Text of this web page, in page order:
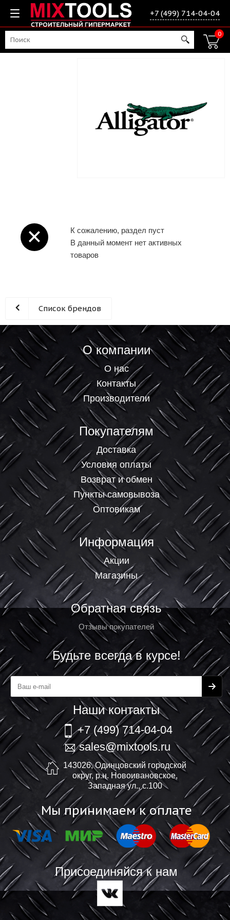
+7 (499) 714-04-04
0
К сожалению, раздел пуст
В данный момент нет активных
товаров
Список брендов
О компании
О нас
Контакты
Производители
Покупателям
Доставка
Условия оплаты
Возврат и обмен
Пункты самовывоза
Оптовикам
Информация
Акции
Магазины
Обратная связь
Отзывы покупателей
Будьте всегда в курсе!
Наши контакты
+7 (499) 714-04-04
sales@mixtools.ru
143026, Одинцовский городской
округ, р.н. Новоивановское,
Западная ул., с.100
Мы принимаем к оплате
Присоединяйся к нам